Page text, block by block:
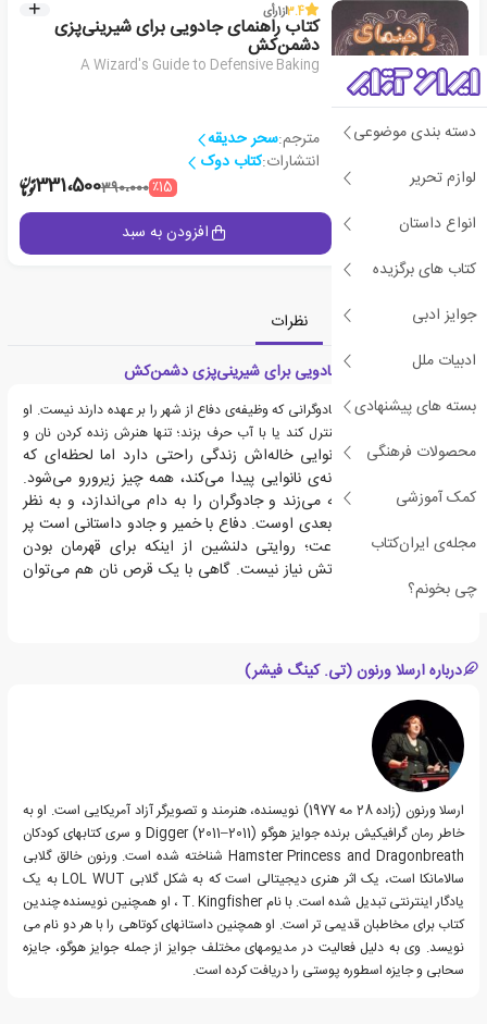
دسته بندی موضوعی
لوازم تحریر
انواع داستان
کتاب های برگزیده
جوایز ادبی
ادبیات ملل
بسته های پیشنهادی
محصولات فرهنگی
کمک آموزشی
مجله‌ی ایران‌کتاب
چی بخونم؟
3.4از1رأی
کتاب راهنمای جادویی برای شیرینی‌پزی
دشمن‌کش
A Wizard's Guide to Defensive Baking
مترجم:سحر حدیقه
انتشارات:کتاب دوک
٪15390،000331،500
جزئیات افزودن به سبد
معرفی دسته‌بندی
نظرات
معرفی کتاب راهنمای جادویی برای شیرینی‌پزی دشمن‌کش
مونای چهارده‌ساله از آن جادوگرانی که وظیفه‌ی دفاع از شهر را بر عهده دارند نیست. او
نمی‌تواند رعد و برق را کنترل کند یا با آب حرف بزند؛ تنها هنرش زنده کردن نان و
شیرینی‌هاست.او در نانوایی خاله‌اش زندگی راحتی دارد اما لحظه‌ای که
جسدی را کف آشپزخانه‌ی نانوایی پیدا می‌کند، همه چیز زیرورو می‌شود.
یک قاتل در شهر پرسه می‌زند و جادوگران را به دام می‌اندازد، و به نظر
می‌رسد که مونا هدف بعدی اوست.دفاع با خمیر و جادو داستانی است پر
از تخیل، طنز و شجاعت؛ روایتی دلنشین از اینکه برای قهرمان بودن
همیشه به شمشیر و آتش نیاز نیست. گاهی با یک قرص نان هم می‌توان
دنیا را نجات داد.
درباره ارسلا ورنون (تی. کینگ فیشر)
ارسلا ورنون (زاده 28 مه 1977) نویسنده، هنرمند و تصویرگر آزاد آمریکایی است. او به
خاطر رمان گرافیکیش برنده جوایز هوگو Digger (2011–2011) و سری کتابهای کودکان
Hamster Princess and Dragonbreath شناخته شده است. ورنون خالق گلابی
سالامانکا است، یک اثر هنری دیجیتالی است که به شکل گلابی LOL WUT به یک
یادگار اینترنتی تبدیل شده است. با نام T. Kingfisher ، او همچنین نویسنده چندین
کتاب برای مخاطبان قدیمی تر است. او همچنین داستانهای کوتاهی را با هر دو نام می
نویسد. وی به دلیل فعالیت در مدیومهای مختلف جوایز از جمله جوایز هوگو، جایزه
سحابی و جایزه اسطوره پوستی را دریافت کرده است.